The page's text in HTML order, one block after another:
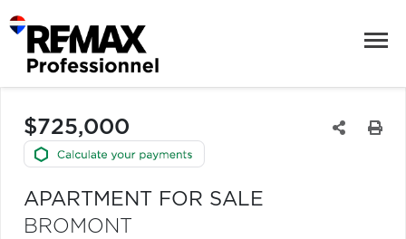
$725,000
APARTMENT FOR SALE
BROMONT